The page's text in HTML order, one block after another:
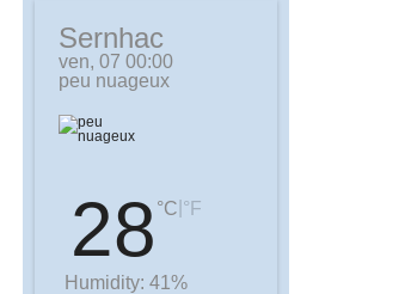
Sernhac
ven, 07 00:00
peu nuageux
28 °C °F
Humidity: 41%